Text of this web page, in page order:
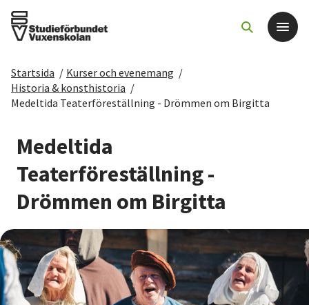
Det här gör vi
Sök kurser och evenemang
Om SV
Starta studiecirkel
Cirkelledare
Startsida / Kurser och evenemang /
Historia & konsthistoria /
Medeltida Teaterföreställning - Drömmen om Birgitta
Medeltida
Teaterföreställning -
Drömmen om Birgitta